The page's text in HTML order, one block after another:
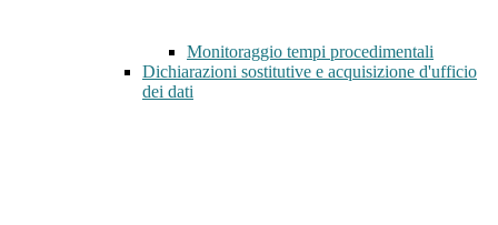
Monitoraggio tempi procedimentali
Dichiarazioni sostitutive e acquisizione d'ufficio
dei dati